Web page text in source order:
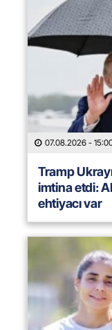
07.08.2026 -
Tramp
imtina etdi:
ehtiyacı var